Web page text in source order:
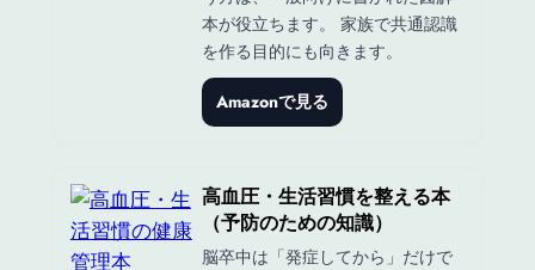
本が役立ちます。 家族で共通認識
を作る目的にも向きます。
Amazonで見る
高血圧・生活習慣を整える本
（予防のための知識）
脳卒中は「発症してから」だけで